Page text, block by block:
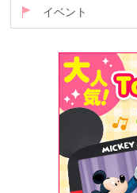
イベント